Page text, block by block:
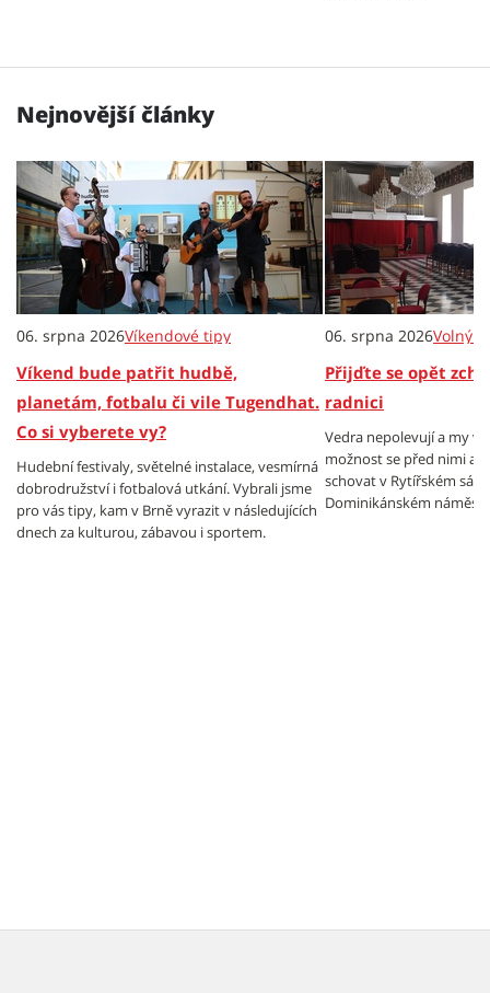
Nejnovější články
06. srpna 2026Víkendové tipy
Víkend bude patřit hudbě,
planetám, fotbalu či vile Tugendhat.
Co si vyberete vy?
Hudební festivaly, světelné instalace, vesmírná
dobrodružství i fotbalová utkání. Vybrali jsme
pro vás tipy, kam v Brně vyrazit v následujících
dnech za kulturou, zábavou i sportem.
06. srpna 2026Volný
Přijďte se opět
radnici
Vedra nepolevují a my
možnost se před nimi
schovat v Rytířském
Dominikánském náměstí.